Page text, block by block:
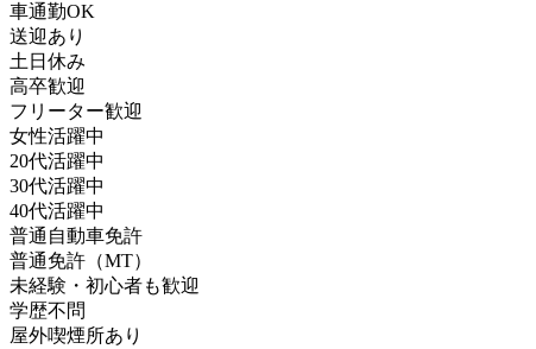
車通勤OK
送迎あり
土日休み
高卒歓迎
フリーター歓迎
女性活躍中
20代活躍中
30代活躍中
40代活躍中
普通自動車免許
普通免許（MT）
未経験・初心者も歓迎
学歴不問
屋外喫煙所あり